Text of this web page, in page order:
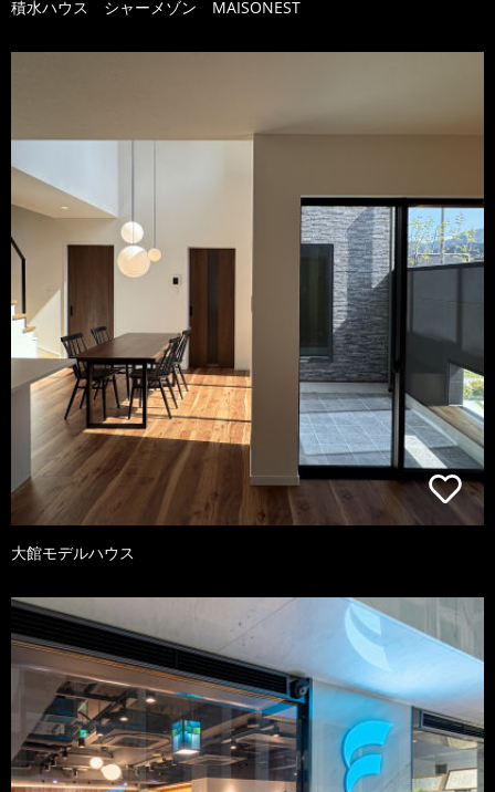
積水ハウス シャーメゾン MAISONEST
大館モデルハウス